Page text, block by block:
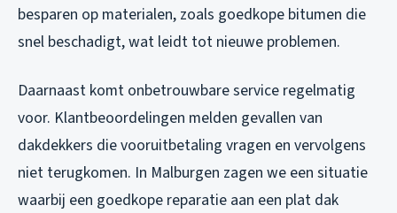
besparen op materialen, zoals goedkope bitumen die
snel beschadigt, wat leidt tot nieuwe problemen.
Daarnaast komt onbetrouwbare service regelmatig
voor. Klantbeoordelingen melden gevallen van
dakdekkers die vooruitbetaling vragen en vervolgens
niet terugkomen. In Malburgen zagen we een situatie
waarbij een goedkope reparatie aan een plat dak